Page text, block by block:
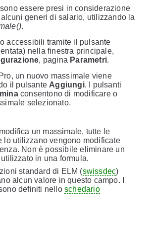
essere presi in considerazione
generi di salario, utilizzando la
.
accessibili tramite il pulsante
nella finestra principale,
, pagina Parametri.
un nuovo massimale viene
il pulsante Aggiungi. I pulsanti
consentono di modificare o
selezionato.
un massimale, tutte le
lo utilizzano vengono modificate
Non è possibile eliminare un
in una formula.
standard di ELM (swissdec)
alcun valore in questo campo. I
definiti nello schedario